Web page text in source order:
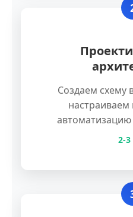
Создаем схему
настраиваем
автоматизацию
2-3